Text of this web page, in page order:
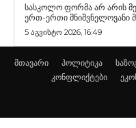
სასკოლო ფორმა არ არის
ერთ-ერთი მნიშვნელოვანი
5 აგვისტო 2026, 16:49
მთავარი პოლიტიკა
კონფლიქტები